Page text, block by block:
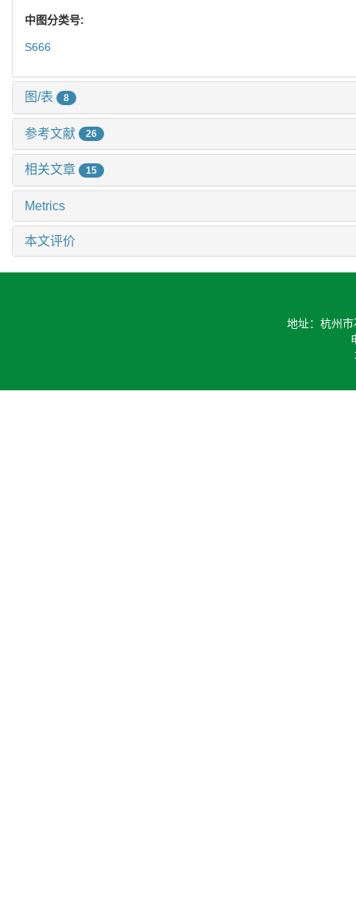
中图分类号:
S666
图/表 8
参考文献 26
相关文章 15
Metrics
本文评价
地址：杭州